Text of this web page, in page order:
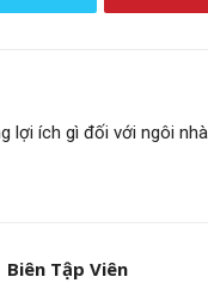
lợi ích gì đối với ngôi nhà
Biên Tập Viên